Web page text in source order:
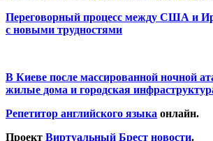
Переговорный процесс между США и
с новыми трудностями
В Киеве после массированной ночной
жилые дома и городская
Репетитор английского языка онлайн.
Проект Виртуальный Брест новости.